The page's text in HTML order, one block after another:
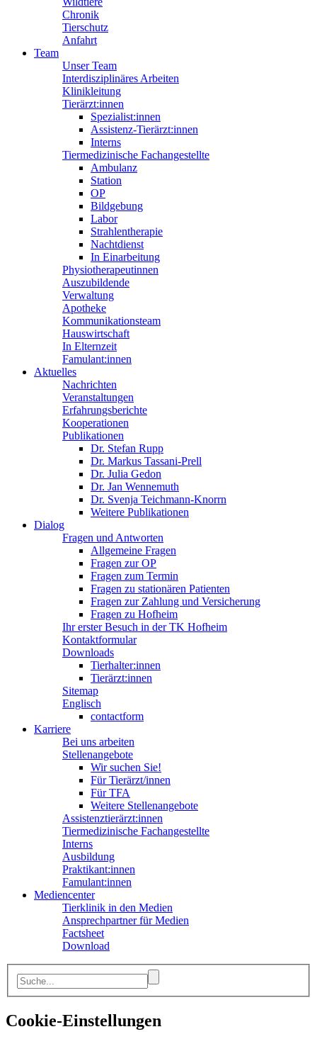
Chronik
Tierschutz
Anfahrt
Team
Unser Team
Interdisziplinäres Arbeiten
Klinikleitung
Tierärzt:innen
Spezialist:innen
Assistenz-Tierärzt:innen
Interns
Tiermedizinische Fachangestellte
Ambulanz
Station
OP
Bildgebung
Labor
Strahlentherapie
Nachtdienst
In Einarbeitung
Physiotherapeutinnen
Auszubildende
Verwaltung
Apotheke
Kommunikationsteam
Hauswirtschaft
In Elternzeit
Famulant:innen
Aktuelles
Nachrichten
Veranstaltungen
Erfahrungsberichte
Kooperationen
Publikationen
Dr. Stefan Rupp
Dr. Markus Tassani-Prell
Dr. Julia Gedon
Dr. Jan Wennemuth
Dr. Svenja Teichmann-Knorrn
Weitere Publikationen
Dialog
Fragen und Antworten
Allgemeine Fragen
Fragen zur OP
Fragen zum Termin
Fragen zu stationären Patienten
Fragen zur Zahlung und Versicherung
Fragen zu Hofheim
Ihr erster Besuch in der TK Hofheim
Kontaktformular
Downloads
Tierhalter:innen
Tierärzt:innen
Sitemap
Englisch
contactform
Karriere
Bei uns arbeiten
Stellenangebote
Wir suchen Sie!
Für Tierärzt/innen
Für TFA
Weitere Stellenangebote
Assistenztierärzt:innen
Tiermedizinische Fachangestellte
Interns
Ausbildung
Praktikant:innen
Famulant:innen
Mediencenter
Tierklinik in den Medien
Ansprechpartner für Medien
Factsheet
Download
Cookie-Einstellungen